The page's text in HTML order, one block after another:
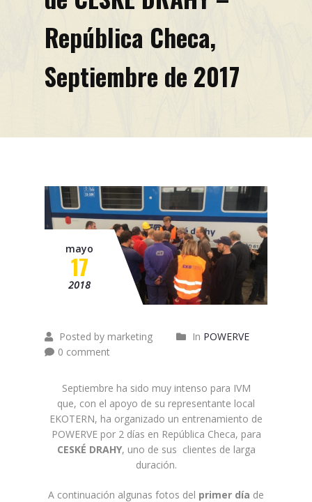
Contacto
Noticias
República Checa,
Septiembre de 2017
mayo
17
2018
Posted by marketing In POWERVE
0 comment
Septiembre ha sido muy intenso para IVM
que, con el apoyo de su representante local
EKOTERN, ha organizado un entrenamiento de
POWERVE por 2 días en República Checa, para
CESKÉ DRAHY, uno de sus clientes de larga
duración.
A continuación algunas fotos del primer día de